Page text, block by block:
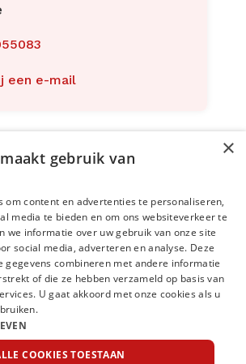
een e-mail
statement
×
gebruik van
om content en advertenties te personaliseren,
media te bieden en om ons websiteverkeer te
we informatie over uw gebruik van onze site
social media, adverteren en analyse. Deze
gegevens combineren met andere informatie
of die ze hebben verzameld op basis van
U gaat akkoord met onze cookies als u
COOKIES TOESTAAN